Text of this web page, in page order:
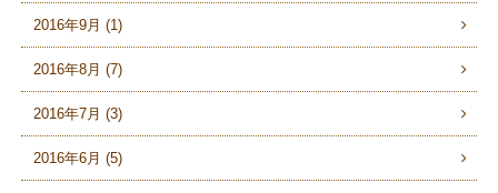
2016年9月 (1)
2016年8月 (7)
2016年7月 (3)
2016年6月 (5)